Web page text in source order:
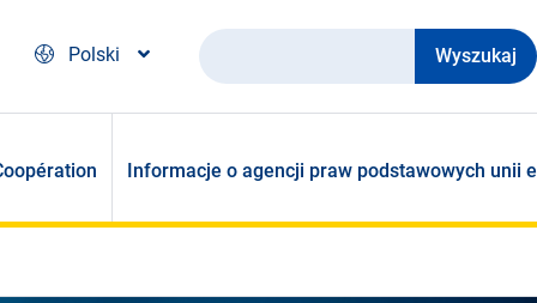
Polski
Wyszukaj
Informacje o agencji praw podstawowych unii